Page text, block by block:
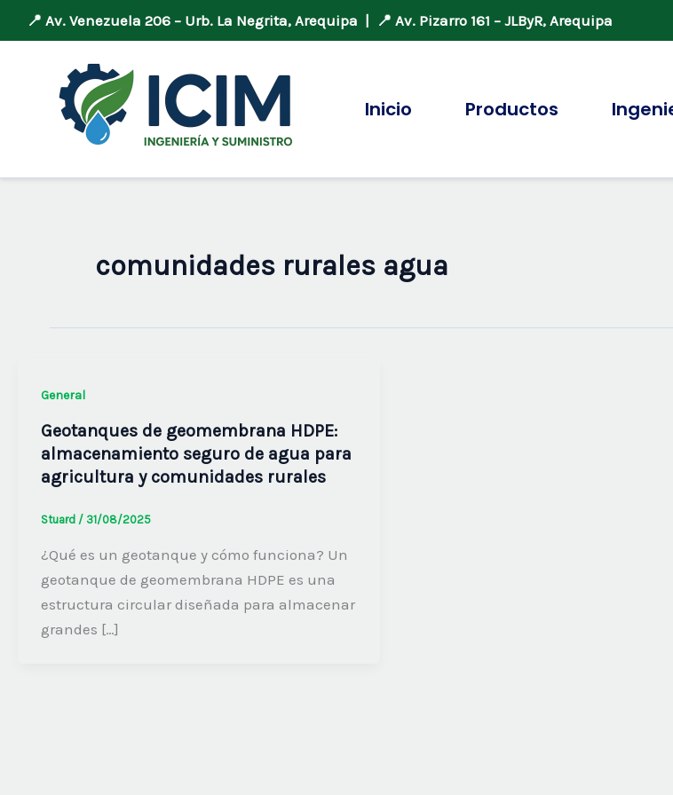
📍 Av. Venezuela 206 – Urb. La Negrita, Arequipa | 📍 Av. Pizarro 161 – JLByR, Arequipa
contenido
Inicio Productos
comunidades rurales agua
General
Geotanques de geomembrana HDPE:
almacenamiento seguro de agua para
agricultura y comunidades rurales
Stuard / 31/08/2025
¿Qué es un geotanque y cómo funciona? Un
geotanque de geomembrana HDPE es una
estructura circular diseñada para almacenar
grandes […]